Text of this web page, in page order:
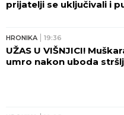
Došao da
onda je
Kada je
opšti